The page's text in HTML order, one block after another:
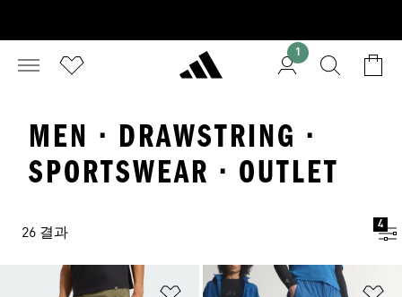
1
MEN · DRAWSTRING ·
SPORTSWEAR · OUTLET
26 결과
4
위시리스트 담기